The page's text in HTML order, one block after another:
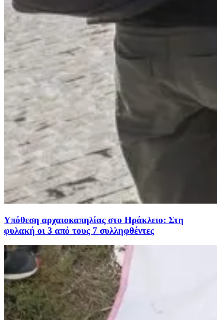
Υπόθεση αρχαιοκαπηλίας στο Ηράκλειο: Στη
φυλακή οι 3 από τους 7 συλληφθέντες